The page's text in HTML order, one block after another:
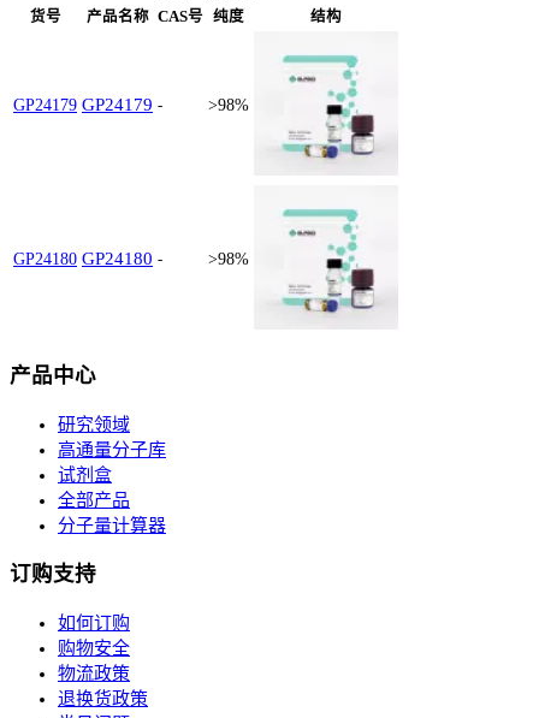
货号 产品名称 CAS号 纯度 结构
GP24179 GP24179 - >98%
GP24180 GP24180 - >98%
产品中心
研究领域
高通量分子库
试剂盒
全部产品
分子量计算器
订购支持
如何订购
购物安全
物流政策
退换货政策